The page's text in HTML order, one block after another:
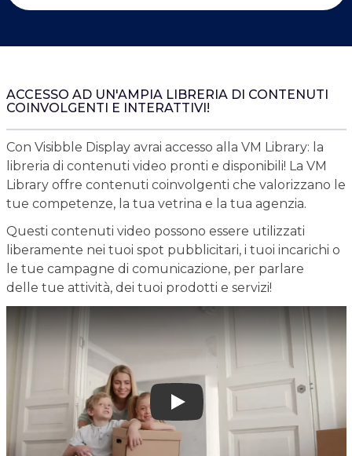
ACCESSO AD UN'AMPIA LIBRERIA DI CONTENUTI
COINVOLGENTI E INTERATTIVI!
Con Visibble Display avrai accesso alla VM Library: la
libreria di contenuti video pronti e disponibili! La VM
Library offre contenuti coinvolgenti che valorizzano le
tue competenze, la tua vetrina e la tua agenzia.
Questi contenuti video possono essere utilizzati
liberamente nei tuoi spot pubblicitari, i tuoi incarichi o
le tue campagne di comunicazione, per parlare
delle tue attività, dei tuoi prodotti e servizi!
Play